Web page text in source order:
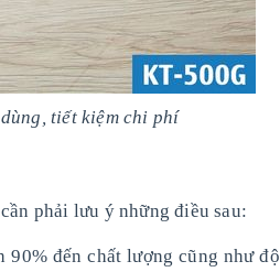
tiết kiệm chi phí
phải lưu ý những điều sau:
đến chất lượng cũng như độ